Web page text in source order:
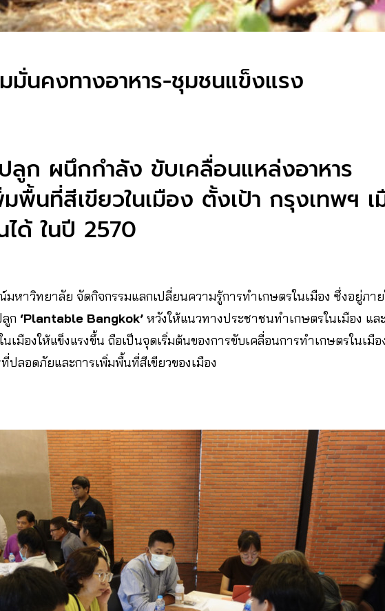
มั่นคงทางอาหาร-ชุมชนแข็งแรง
ลูก ผนึกกำลัง ขับเคลื่อนแหล่งอาหาร
พื้นที่สีเขียวในเมือง ตั้งเป้า กรุงเทพฯ
ได้ ในปี 2570
มหาวิทยาลัย จัดกิจกรรมแลกเปลี่ยนความรู้การทำเกษตรในเมือง ซึ่งอยู่ภา
ก ‘Plantable Bangkok’ หวังให้แนวทางประชาชนทำเกษตรในเมือง แล
เมืองให้แข็งแรงขึ้น ถือเป็นจุดเริ่มต้นของการขับเคลื่อนการทำเกษตรในเมือ
ปลอดภัยและการเพิ่มพื้นที่สีเขียวของเมือง